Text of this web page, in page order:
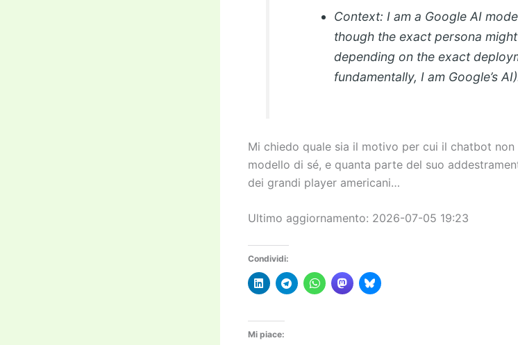
Context: I am a Google AI
though the exact persona
depending on the exact
fundamentally, I am Google’s
Mi chiedo quale sia il motivo per cui il chatbot
modello di sé, e quanta parte del suo
dei grandi player americani…
Ultimo aggiornamento: 2026-07-05 19:23
Condividi:
Mi piace: